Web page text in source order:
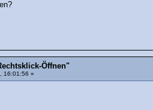
Öffnen"
16:01:56 »